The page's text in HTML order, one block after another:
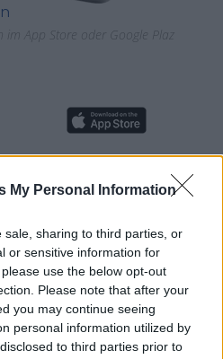
My Personal Information
sale, sharing to third parties, or
or sensitive information for
use the below opt-out
Please note that after your
you may continue seeing
personal information utilized by
to third parties prior to
im App Store oder Google Plaz